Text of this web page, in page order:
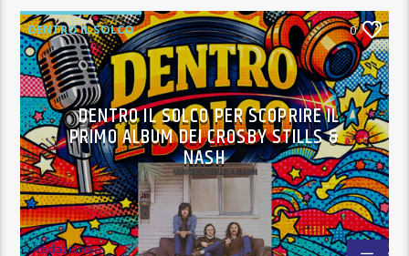
DENTRO IL SOLCO 0
DENTRO IL SOLCO PER SCOPRIRE IL
PRIMO ALBUM DEI CROSBY STILLS &
NASH
Redazione